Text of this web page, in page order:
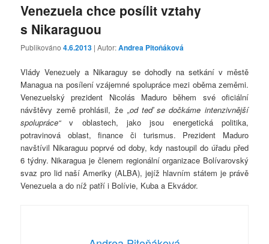
Venezuela chce posílit vztahy
s Nikaraguou
Publikováno4.6.2013 | Autor:Andrea Pitoňáková
Vlády Venezuely a Nikaraguy se dohodly na setkání v městě
Managua na posílení vzájemné spolupráce mezi oběma zeměmi.
Venezuelský prezident Nicolás Maduro během své oficiální
návštěvy země prohlásil, že „od teď se dočkáme intenzivnější
spolupráce“v oblastech, jako jsou energetická politika,
potravinová oblast, finance či turismus. Prezident Maduro
navštívil Nikaraguu poprvé od doby, kdy nastoupil do úřadu před
6 týdny. Nikaragua je členem regionální organizace Bolívarovský
svaz pro lid naší Ameriky (ALBA), jejíž hlavním státem je právě
Venezuela a do níž patří i Bolívie, Kuba a Ekvádor.